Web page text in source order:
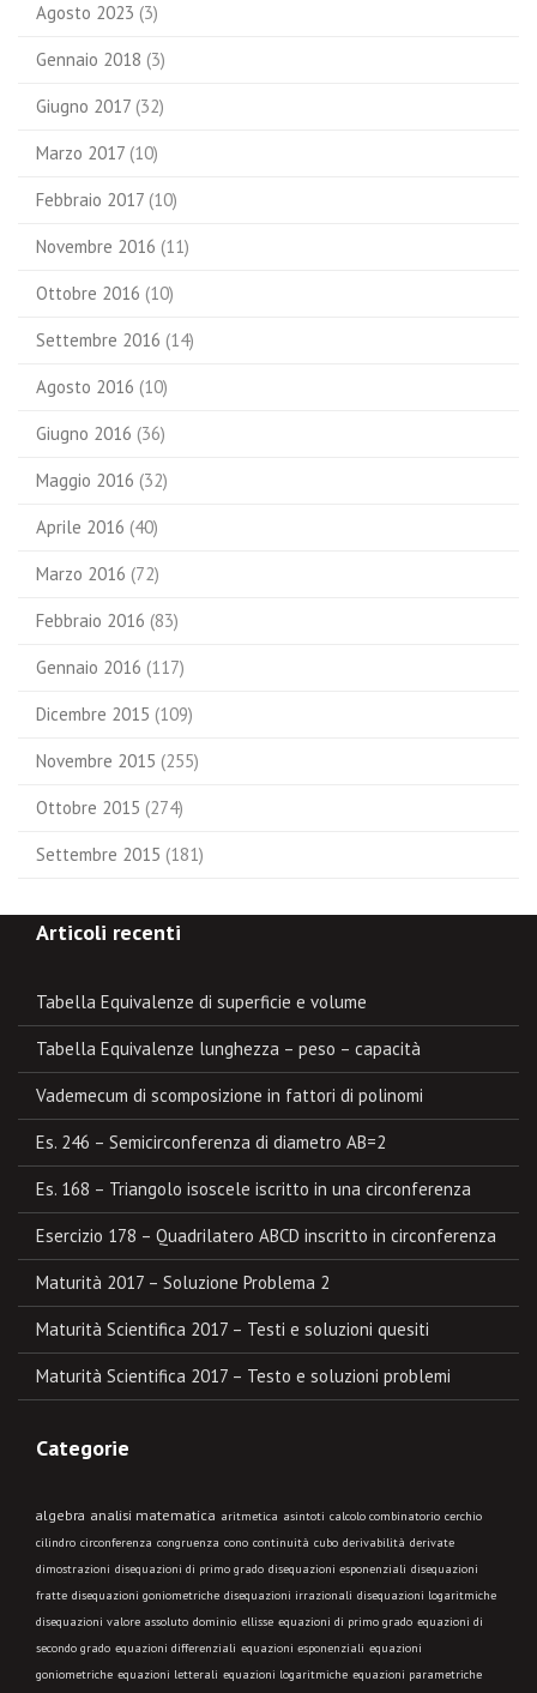
Agosto 2023 (3)
Gennaio 2018 (3)
Giugno 2017 (32)
Marzo 2017 (10)
Febbraio 2017 (10)
Novembre 2016 (11)
Ottobre 2016 (10)
Settembre 2016 (14)
Agosto 2016 (10)
Giugno 2016 (36)
Maggio 2016 (32)
Aprile 2016 (40)
Marzo 2016 (72)
Febbraio 2016 (83)
Gennaio 2016 (117)
Dicembre 2015 (109)
Novembre 2015 (255)
Ottobre 2015 (274)
Settembre 2015 (181)
Articoli recenti
Tabella Equivalenze di superficie e volume
Tabella Equivalenze lunghezza – peso – capacità
Vademecum di scomposizione in fattori di polinomi
Es. 246 – Semicirconferenza di diametro AB=2
Es. 168 – Triangolo isoscele iscritto in una circonferenza
Esercizio 178 – Quadrilatero ABCD inscritto in circonferenza
Maturità 2017 – Soluzione Problema 2
Maturità Scientifica 2017 – Testi e soluzioni quesiti
Maturità Scientifica 2017 – Testo e soluzioni problemi
Categorie
algebra analisi matematica aritmetica asintoti calcolo combinatorio cerchio
cilindro circonferenza congruenza cono continuità cubo derivabilità derivate
dimostrazioni disequazioni di primo grado disequazioni esponenziali disequazioni
fratte disequazioni goniometriche disequazioni irrazionali disequazioni logaritmiche
disequazioni valore assoluto dominio ellisse equazioni di primo grado equazioni di
secondo grado equazioni differenziali equazioni esponenziali equazioni
goniometriche equazioni letterali equazioni logaritmiche equazioni parametriche